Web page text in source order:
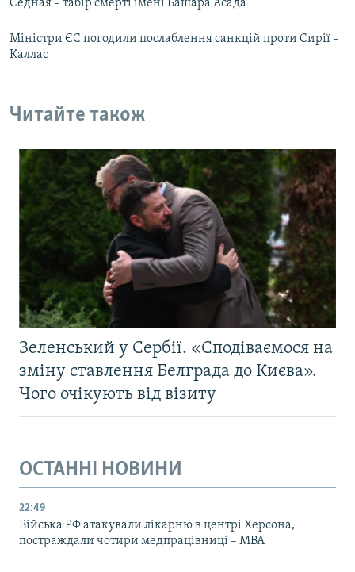
Седная – табір смерті імені Башара Асада
Міністри ЄС погодили послаблення санкцій проти Сирії –
Каллас
Читайте також
Зеленський у Сербії. «Сподіваємося на
зміну ставлення Белграда до Києва».
Чого очікують від візиту
ОСТАННІ НОВИНИ
22:49
Війська РФ атакували лікарню в центрі Херсона,
постраждали чотири медпрацівниці – МВА